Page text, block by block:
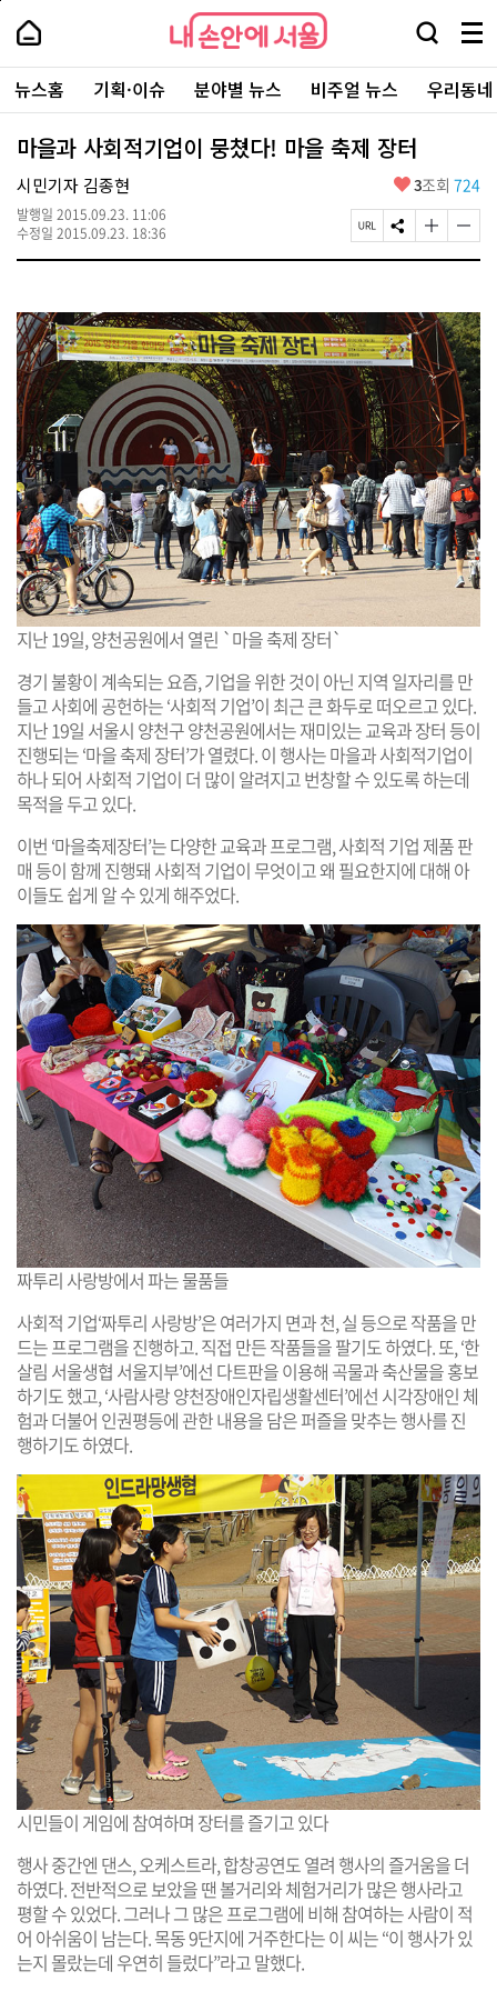
본
로
가
내
손
안
에
서
울
-
서
울
시
대
표
소
털
내
손
에
울
검
창
열
기
메
뉴
전
체
보
주
요
서
뉴스홈 기획·이슈 분야별 뉴스 비주얼 뉴스 우리동
마을과 사회적기업이 뭉쳤다! 마을 축제 장터
시민기자 김종현
발행일 2015.09.23. 11:06
수정일 2015.09.23. 18:36
좋
요
3조회 724
페
이
R
L
복
사
S
N
유
하
기
글
자
크
게
변
경
하
기
글
자
작
게
변
경
하
기
지난 19일, 양천공원에서 열린 `마을 축제 장터`
경기 불황이 계속되는 요즘, 기업을 위한 것이 아닌 지역 일자리를 만
들고 사회에 공헌하는 ‘사회적 기업’이 최근 큰 화두로 떠오르고 있다.
지난 19일 서울시 양천구 양천공원에서는 재미있는 교육과 장터 등이
진행되는 ‘마을 축제 장터’가 열렸다. 이 행사는 마을과 사회적기업이
하나 되어 사회적 기업이 더 많이 알려지고 번창할 수 있도록 하는데
목적을 두고 있다.
이번 ‘마을축제장터’는 다양한 교육과 프로그램, 사회적 기업 제품 판
매 등이 함께 진행돼 사회적 기업이 무엇이고 왜 필요한지에 대해 아
이들도 쉽게 알 수 있게 해주었다.
짜투리 사랑방에서 파는 물품들
사회적 기업‘짜투리 사랑방’은 여러가지 면과 천, 실 등으로 작품을 만
드는 프로그램을 진행하고. 직접 만든 작품들을 팔기도 하였다. 또, ‘한
살림 서울생협 서울지부’에선 다트판을 이용해 곡물과 축산물을 홍보
하기도 했고, ‘사람사랑 양천장애인자립생활센터’에선 시각장애인 체
험과 더불어 인권평등에 관한 내용을 담은 퍼즐을 맞추는 행사를 진
행하기도 하였다.
시민들이 게임에 참여하며 장터를 즐기고 있다
행사 중간엔 댄스, 오케스트라, 합창공연도 열려 행사의 즐거움을 더
하였다. 전반적으로 보았을 땐 볼거리와 체험거리가 많은 행사라고
평할 수 있었다. 그러나 그 많은 프로그램에 비해 참여하는 사람이 적
어 아쉬움이 남는다. 목동 9단지에 거주한다는 이 씨는 “이 행사가 있
는지 몰랐는데 우연히 들렀다”라고 말했다.
페
상
단
로